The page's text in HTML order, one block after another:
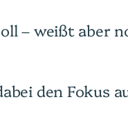
– weißt aber
den Fokus